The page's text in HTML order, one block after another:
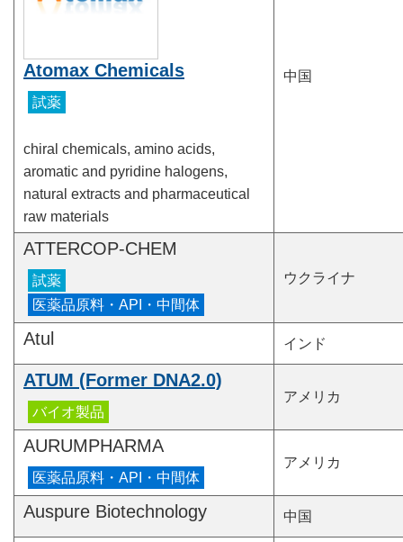
Atomax Chemicals
chiral chemicals, amino acids,
aromatic and pyridine halogens,
natural extracts and pharmaceutical
raw materials
中国
ATTERCOP-CHEM
ウクライナ
Atul インド
ATUM (Former DNA2.0)
アメリカ
AURUMPHARMA
アメリカ
Auspure Biotechnology 中国